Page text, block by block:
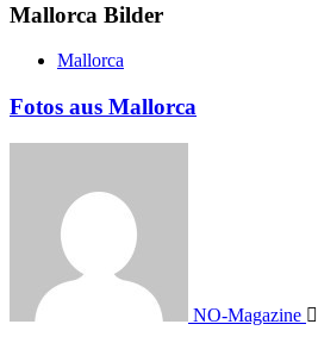
Mallorca Bilder
Mallorca
Fotos aus Mallorca
NO-Magazine